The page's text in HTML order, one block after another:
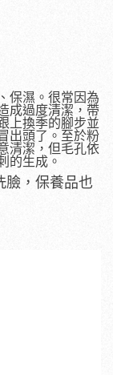
保濕。很常因為
成過度清潔，帶
上換季的腳步並
出頭了。至於粉
清潔，但毛孔依
的生成。
臉，保養品也